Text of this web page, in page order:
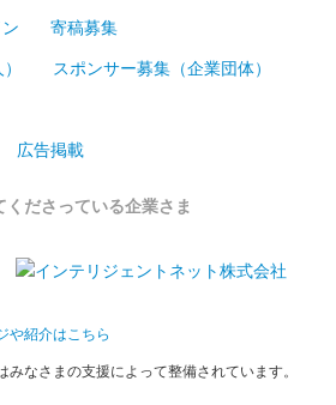
旧暦（弥生） 2025年版
印 昭和百年 三月版
寄稿募集
スポンサー募集（企業団体）
広告掲載
ださっている企業さま
や紹介はこちら
なさまの支援によって整備されています。